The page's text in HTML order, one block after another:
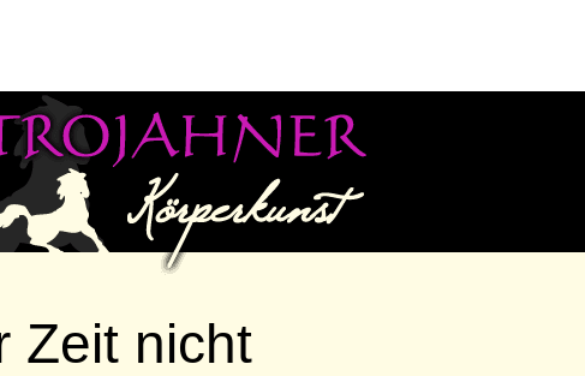
Zeit nicht